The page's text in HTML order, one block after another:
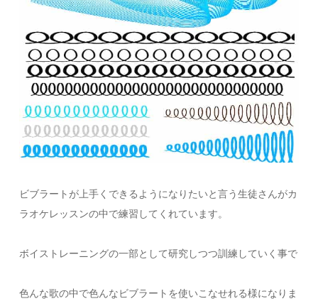
ビブラートが上手くできるようになりたいと言う生徒さんがカ
ラオケレッスンの中で練習してくれています。
ボイストレーニングの一部として研究しつつ訓練していく事で
色んな歌の中で色んなビブラートを使いこなせれる様になりま